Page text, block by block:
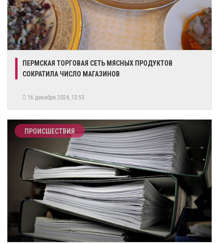
​ПЕРМСКАЯ ТОРГОВАЯ СЕТЬ МЯСНЫХ ПРОДУКТОВ
СОКРАТИЛА ЧИСЛО МАГАЗИНОВ
16 декабря 2024, 13:53
ПРОИСШЕСТВИЯ